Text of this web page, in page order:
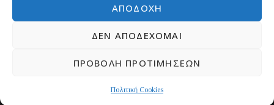
ΑΠΟΔΟΧΉ
ΔΕΝ ΑΠΟΔΈΧΟΜΑΙ
ΠΡΟΒΟΛΉ ΠΡΟΤΙΜΉΣΕΩΝ
Πολιτική Cookies
Copyright © 2026 | Developed byPr-om.gr
ΠΟΛΙΤΙΚΗ ΑΠΟΡΡΗΤΟΥΕΠΙΚΟΙΝΩΝΙΑ